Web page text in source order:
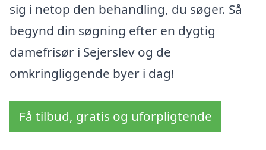
sig i netop den behandling, du søger. Så
begynd din søgning efter en dygtig
damefrisør i Sejerslev og de
omkringliggende byer i dag!
Få tilbud, gratis og uforpligtende